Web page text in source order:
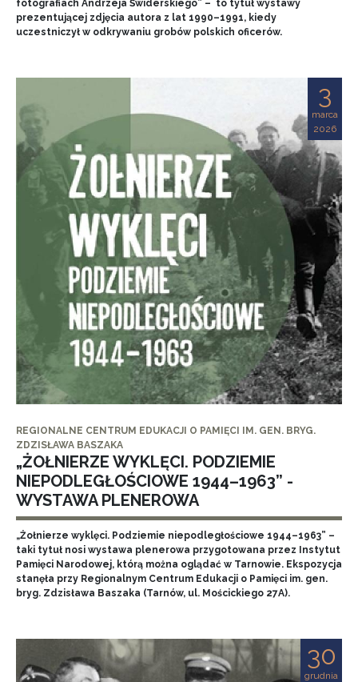
fotografiach Andrzeja Świderskiego” – to tytuł wystawy
prezentującej zdjęcia autora z lat 1990–1991, kiedy
uczestniczył w odkrywaniu grobów polskich oficerów.
3
marca
2026
REGIONALNE CENTRUM EDUKACJI O PAMIĘCI IM. GEN. BRYG.
ZDZISŁAWA BASZAKA
„ŻOŁNIERZE WYKLĘCI. PODZIEMIE
NIEPODLEGŁOŚCIOWE 1944–1963” -
WYSTAWA PLENEROWA
„Żołnierze wyklęci. Podziemie niepodległościowe 1944–1963” –
taki tytuł nosi wystawa plenerowa przygotowana przez Instytut
Pamięci Narodowej, którą można oglądać w Tarnowie. Ekspozycja
stanęła przy Regionalnym Centrum Edukacji o Pamięci im. gen.
bryg. Zdzisława Baszaka (Tarnów, ul. Mościckiego 27A).
30
grudnia